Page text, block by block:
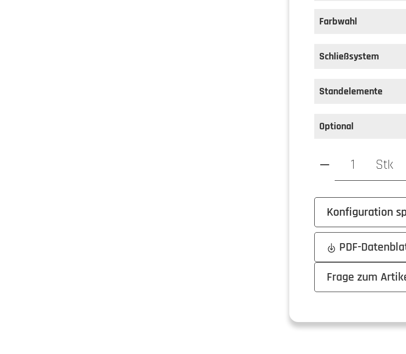
Farbwahl
Schließsystem
Standelemente
Optional
Produkt Anzahl:
Stk
Konfiguration
PDF-
Frage zum